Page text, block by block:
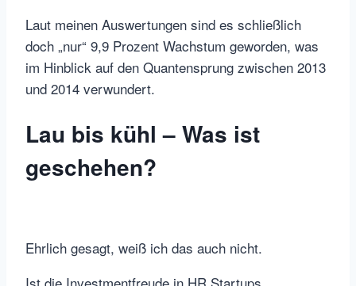
Laut meinen Auswertungen sind es schließlich
doch „nur“ 9,9 Prozent Wachstum geworden, was
im Hinblick auf den Quantensprung zwischen 2013
und 2014 verwundert.
Lau bis kühl – Was ist
geschehen?
Ehrlich gesagt, weiß ich das auch nicht.